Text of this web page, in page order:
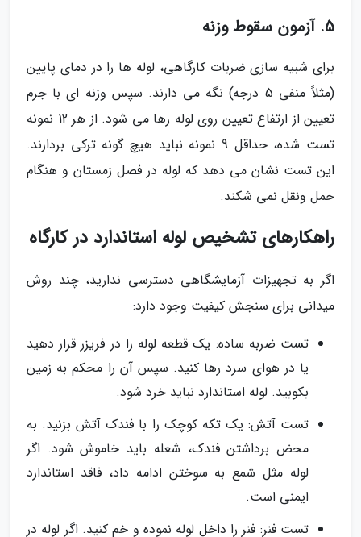
5. آزمون سقوط وزنه
برای شبیه سازی ضربات کارگاهی، لوله ها را در دمای پایین
(مثلاً منفی 5 درجه) نگه می دارند. سپس وزنه ای با جرم
تعیین از ارتفاع تعیین روی لوله رها می شود. از هر 12 نمونه
تست شده، حداقل 9 نمونه نباید هیچ گونه ترکی بردارند.
این تست نشان می دهد که لوله در فصل زمستان و هنگام
حمل ونقل نمی شکند.
راهکارهای تشخیص لوله استاندارد در کارگاه
اگر به تجهیزات آزمایشگاهی دسترسی ندارید، چند روش
میدانی برای سنجش کیفیت وجود دارد:
تست ضربه ساده: یک قطعه لوله را در فریزر قرار دهید
یا در هوای سرد رها کنید. سپس آن را محکم به زمین
بکوبید. لوله استاندارد نباید خرد شود.
تست آتش: یک تکه کوچک را با فندک آتش بزنید. به
محض برداشتن فندک، شعله باید خاموش شود. اگر
لوله مثل شمع به سوختن ادامه داد، فاقد استاندارد
ایمنی است.
تست فنر: فنر را داخل لوله نموده و خم کنید. اگر لوله در